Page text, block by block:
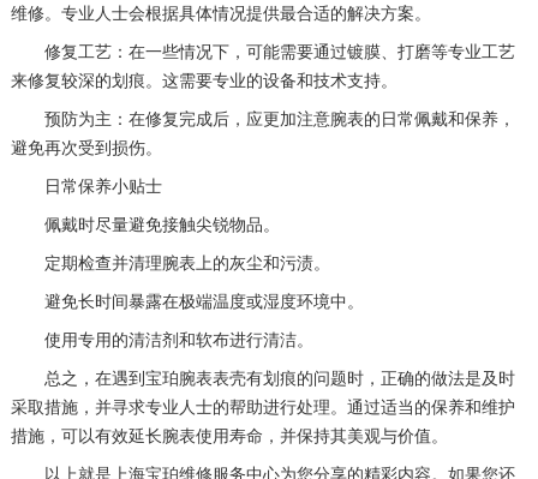
维修。专业人士会根据具体情况提供最合适的解决方案。
修复工艺：在一些情况下，可能需要通过镀膜、打磨等专业工艺
来修复较深的划痕。这需要专业的设备和技术支持。
预防为主：在修复完成后，应更加注意腕表的日常佩戴和保养，
避免再次受到损伤。
日常保养小贴士
佩戴时尽量避免接触尖锐物品。
定期检查并清理腕表上的灰尘和污渍。
避免长时间暴露在极端温度或湿度环境中。
使用专用的清洁剂和软布进行清洁。
总之，在遇到宝珀腕表表壳有划痕的问题时，正确的做法是及时
采取措施，并寻求专业人士的帮助进行处理。通过适当的保养和维护
措施，可以有效延长腕表使用寿命，并保持其美观与价值。
以上就是上海宝珀维修服务中心为您分享的精彩内容。如果您还